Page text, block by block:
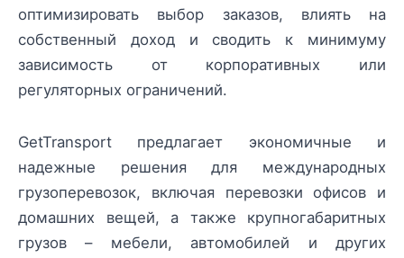
оптимизировать выбор заказов, влиять на
собственный доход и сводить к минимуму
зависимость от корпоративных или
регуляторных ограничений.
GetTransport предлагает экономичные и
надежные решения для международных
грузоперевозок, включая перевозки офисов и
домашних вещей, а также крупногабаритных
грузов – мебели, автомобилей и других